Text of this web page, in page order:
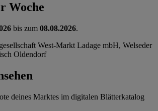
Woche
bis zum 08.08.2026.
West-Markt Ladage mbH, Welseder
Oldendorf
deines Marktes im digitalen Blätterkatalog